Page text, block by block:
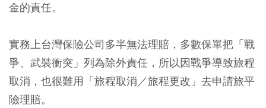
金的責任。
實務上台灣保險公司多半無法理賠，多數保單把「戰
爭、武裝衝突」列為除外責任，所以因戰爭導致旅程
取消，也很難用「旅程取消／旅程更改」去申請旅平
險理賠。